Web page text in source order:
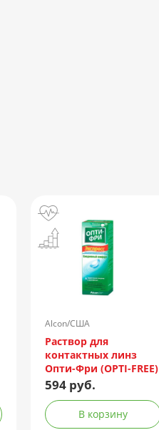
Alcon/США
Раствор для
контактных линз
Опти-Фри (OPTI-FREE)
Express 355мл +
контейнер
594 руб.
В корзину